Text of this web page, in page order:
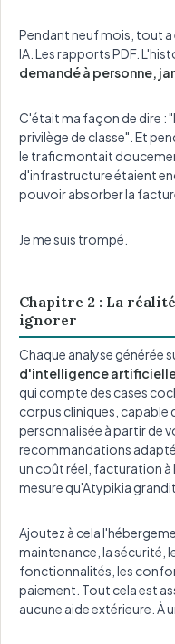
Pendant neuf mois, tout a
IA. Les rapports PDF.
demandé à personne,
C'était ma façon de dire :
privilège de classe". Et
le trafic montait
d'infrastructure étaient
pouvoir absorber la
Je me suis trompé.
Chapitre 2 : La
ignorer
Chaque analyse générée
d'intelligence
qui compte des cases
corpus cliniques, capable
personnalisée à partir de
recommandations
un coût réel, facturation à
mesure qu'Atypikia grandit.
Ajoutez à cela
maintenance, la sécurité,
fonctionnalités, les
paiement. Tout cela est
aucune aide extérieure. À